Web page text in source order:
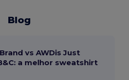
Blog
vs AWDis Just
a melhor sweatshirt